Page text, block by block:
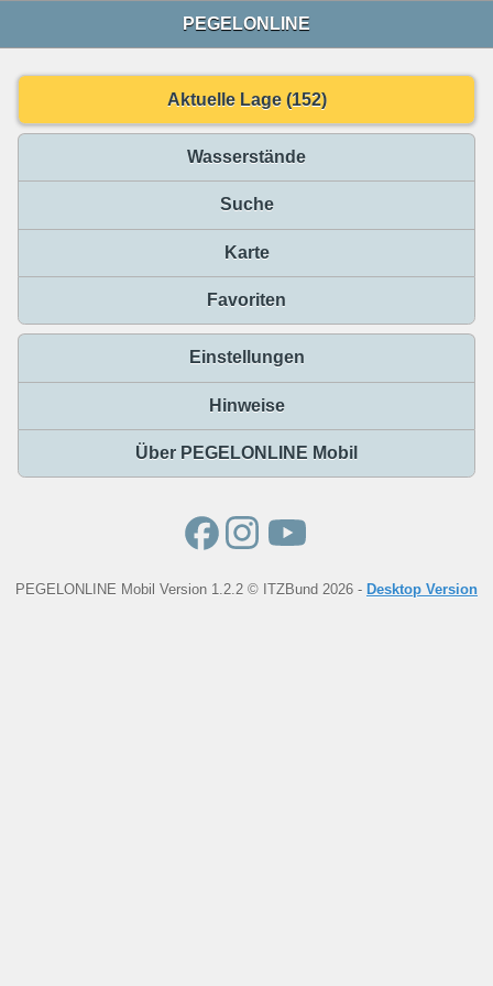
PEGELONLINE
Aktuelle Lage (152)
Wasserstände
Suche
Karte
Favoriten
Einstellungen
Hinweise
Über PEGELONLINE Mobil
PEGELONLINE Mobil Version 1.2.2 © ITZBund 2026 - Desktop Version